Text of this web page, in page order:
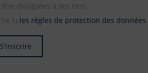
être divulguées à des tiers.
J'ai lu les règles de protection des données
S'inscrire